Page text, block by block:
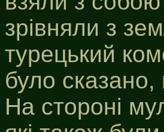
зрівняли з
турецький
було сказано,
На стороні